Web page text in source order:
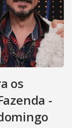
os
-